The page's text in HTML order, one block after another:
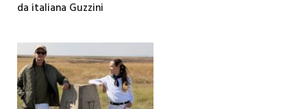
da italiana Guzzini